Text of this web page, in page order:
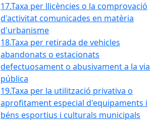
17.Taxa per llicències o la comprovació
d'activitat comunicades en matèria
d'urbanisme
18.Taxa per retirada de vehicles
abandonats o estacionats
defectuosament o abusivament a la via
pública
19.Taxa per la utilització privativa o
aprofitament especial d'equipaments i
béns esportius i culturals municipals